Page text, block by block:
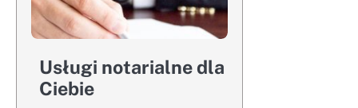
Usługi notarialne dla
Ciebie